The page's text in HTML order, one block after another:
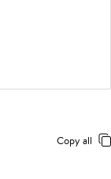
Copy all